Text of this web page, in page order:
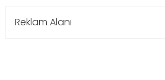
Reklam Alanı